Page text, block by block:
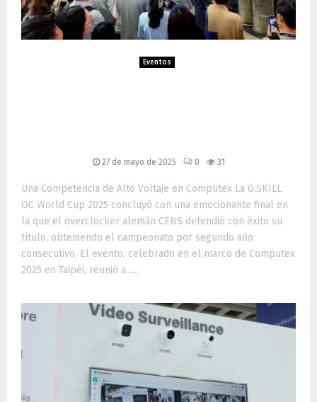
Eventos
27 de mayo de 2025 0 31
Una Competencia de Alto Voltaje en Computex La G.SKILL
OC World Cup 2025 concluyó con una emocionante final en
la que el overclocker alemán CENS defendió con éxito su
título, obteniendo el campeonato por segundo año
consecutivo. El evento, celebrado en el marco de Computex
2025 en Taipéi, reunió a......